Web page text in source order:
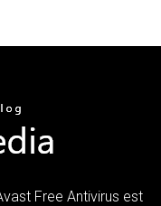
Free Antivirus est